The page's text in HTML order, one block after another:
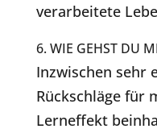
verarbeitete
6. WIE GEHST DU
Inzwischen sehr
Rückschläge für
Lerneffekt